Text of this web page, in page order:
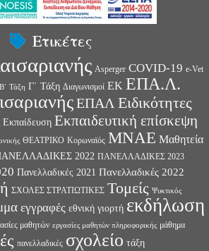
Ετικέτες
Asperger COVID-19 e-Vet
Β΄ Τάξη Γ΄ Τάξη Διαγωνισμοί ΕΚ ΕΠΑ.Λ.
ΕΠΑΛ Ειδικότητες
Εκπαίδευση Εκπαιδευτική επίσκεψη
ΘΕΑΤΡΙΚΟ Κορωναϊός ΜΝΑΕ Μαθητεία
2022 ΠΑΝΕΛΛΑΔΙΚΕΣ 2023
Πανελλαδικές 2021 Πανελλαδικές 2022
ΣΧΟΛΕΣ ΣΤΡΑΤΙΩΤΙΚΕΣ Τομείς Ψυκτικός
εγγραφές εθνική γιορτή εκδήλωση
μαθητών εργασίες μαθητών πληροφορικής μάθημα
πανελλαδικές σχολείο τάξη